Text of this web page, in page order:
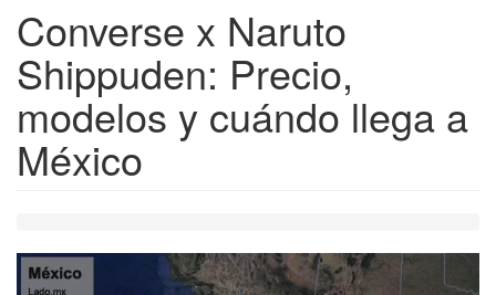
Converse x Naruto
Shippuden: Precio,
modelos y cuándo llega a
México